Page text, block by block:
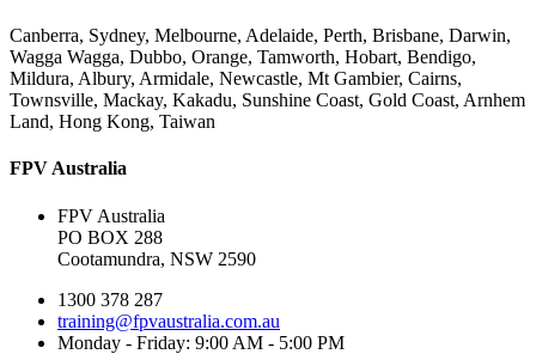
Canberra, Sydney, Melbourne, Adelaide, Perth, Brisbane, Darwin,
Wagga Wagga, Dubbo, Orange, Tamworth, Hobart, Bendigo,
Mildura, Albury, Armidale, Newcastle, Mt Gambier, Cairns,
Townsville, Mackay, Kakadu, Sunshine Coast, Gold Coast, Arnhem
Land, Hong Kong, Taiwan
FPV Australia
FPV Australia
PO BOX 288
Cootamundra, NSW 2590
1300 378 287
training@fpvaustralia.com.au
Monday - Friday: 9:00 AM - 5:00 PM